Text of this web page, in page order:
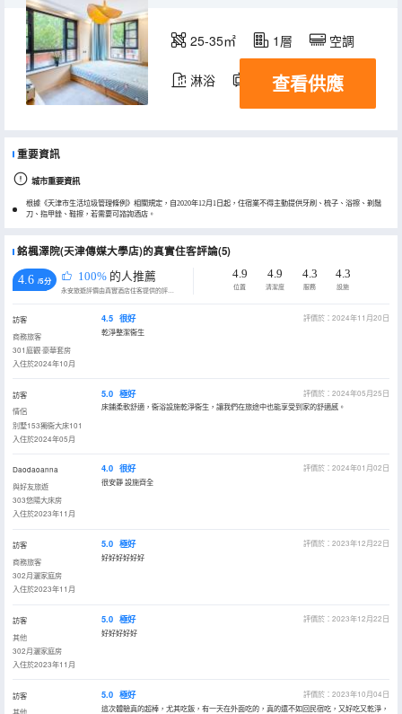
25-35㎡ 1層 空調
淋浴 電視機
查看供應
重要資訊
城市重要資訊
根據《天津市生活垃圾管理條例》相關規定，自2020年12月1日起，住宿業不得主動提供牙刷、梳子、浴擦、剃鬚
刀、指甲銼、鞋擦，若需要可諮詢酒店。
銘楓澤院(天津傳媒大學店)的真實住客評論(5)
4.6 /5分 100% 的人推薦
永安旅遊評價由真實酒店住客提供的評價。
4.9
位置
4.9
清潔度
4.3
服務
4.3
設施
訪客
商務旅客
301庭觀·豪華套房
入住於2024年10月
4.5 很好
評價於：2024年11月20日
乾淨整潔衞生
訪客
情侶
別墅153獨衞大床101
入住於2024年05月
5.0 極好
評價於：2024年05月25日
床鋪柔軟舒適，衞浴設施乾淨衞生，讓我們在旅途中也能享受到家的舒適感。
Daodaoanna
與好友旅遊
303悠陽大床房
入住於2023年11月
4.0 很好
評價於：2024年01月02日
很安靜 設施齊全
訪客
商務旅客
302月灑家庭房
入住於2023年11月
5.0 極好
評價於：2023年12月22日
好好好好好好
訪客
其他
302月灑家庭房
入住於2023年11月
5.0 極好
評價於：2023年12月22日
好好好好好
訪客
5.0 極好
評價於：2023年10月04日
這次體驗真的超棒，尤其吃飯，有一天在外面吃的，真的還不如回民宿吃，又好吃又乾淨，